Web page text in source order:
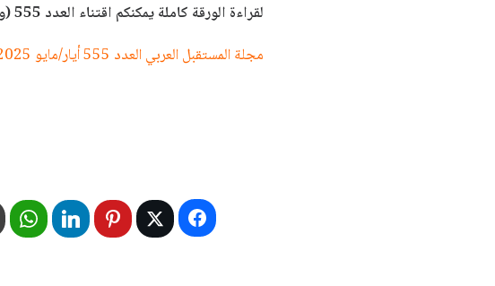
لقراءة الورقة كاملة يمكنكم اقتناء العدد 555 (ورقي او الكتروني) عبر هذا الرابط:
مجلة المستقبل العربي العدد 555 أيار/مايو 2025